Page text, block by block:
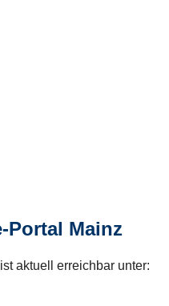
Portal Mainz
aktuell erreichbar unter: